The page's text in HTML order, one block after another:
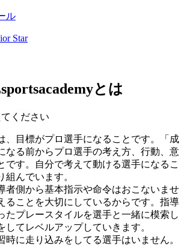
ル
Star
とは
ください
、目標がプロ選手になることです。「成
なる前からプロ選手の考え方、行動、意
です。自分で考えて動ける選手になるこ
組んでいます。
者側から基本指示や命令はおこないませ
ることを大切にしているからです。指導
たプレースタイルを選手と一緒に模索し
してレベルアップしていきます。
時に走り込みをしてる選手はいません。